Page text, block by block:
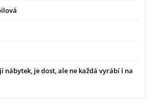
nábytek, je dost, ale ne každá vyrábí i na